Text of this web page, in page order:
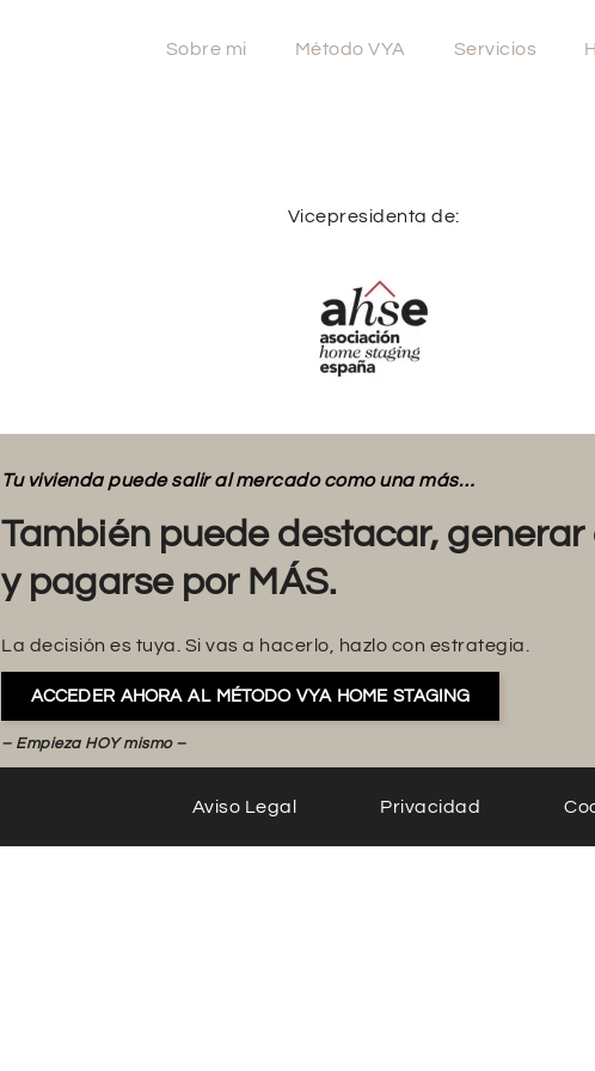
Sobre mi Método VYA Servicios
Vicepresidenta de:
Tu vivienda puede salir al mercado como una más…
También puede destacar, generar
y pagarse por MÁS.
La decisión es tuya. Si vas a hacerlo, hazlo con estrategia.
ACCEDER AHORA AL MÉTODO VYA HOME STAGING
– Empieza HOY mismo –
Aviso Legal Privacidad